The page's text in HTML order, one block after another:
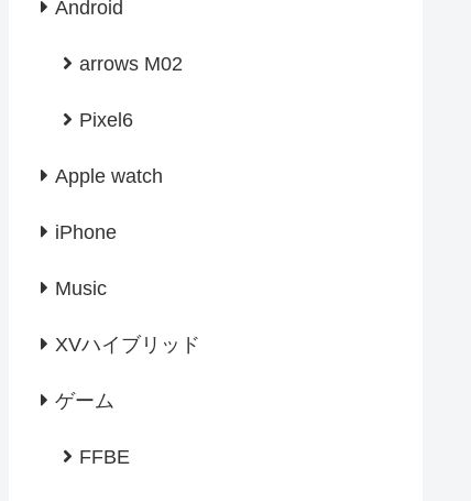
Android
arrows M02
Pixel6
Apple watch
iPhone
Music
XVハイブリッド
ゲーム
FFBE